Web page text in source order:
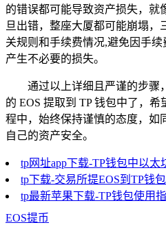
的错误都可能导致资产损失，就
旦出错，整座大厦都可能崩塌，
关规则和手续费情况,避免因手
产生不必要的损失。
通过以上详细且严谨的步骤
的 EOS 提取到 TP 钱包中了，
程中，始终保持谨慎的态度，如
自己的资产安全。
tp网址app下载-TP钱包中以太
tp下载-交易所提EOS到TP钱
tp最新苹果下载-TP钱包使用
EOS提币